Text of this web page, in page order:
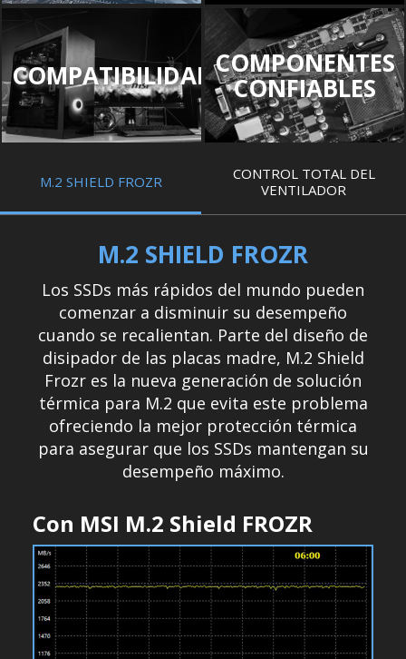
COMPATIBILIDADCOMPONENTES
CONFIABLES
M.2 SHIELD FROZR
CONTROL TOTAL DEL
VENTILADOR
M.2 SHIELD FROZR
Los SSDs más rápidos del mundo pueden
comenzar a disminuir su desempeño
cuando se recalientan. Parte del diseño de
disipador de las placas madre, M.2 Shield
Frozr es la nueva generación de solución
térmica para M.2 que evita este problema
ofreciendo la mejor protección térmica
para asegurar que los SSDs mantengan su
desempeño máximo.
Con MSI M.2 Shield FROZR